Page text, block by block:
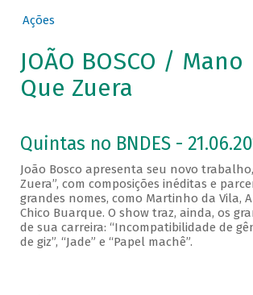
Ações
JOÃO BOSCO / Mano
Que Zuera
Quintas no BNDES -
João Bosco apresenta seu novo
Zuera”, com composições inéditas e
grandes nomes, como Martinho da Vila,
Chico Buarque. O show traz, ainda, os
de sua carreira: “Incompatibilidade de
de giz”, “Jade” e “Papel machê”.